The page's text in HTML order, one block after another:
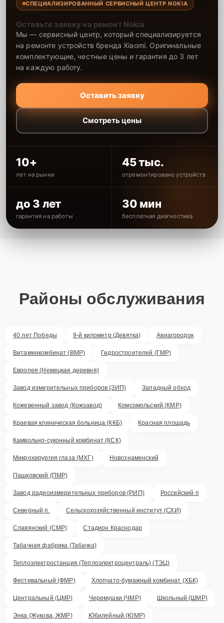
СПЕЦИАЛИЗИРОВАННЫЙ СЕРВИСНЫЙ ЦЕНТР NOKIA
Оставьте заявку на ремонт Nokia
Мы — сервисный центр, который специализируется
на ремонте устройств бренда Xiaomi. Оригинальные
комплектующие, честные цены и гарантия до 3 лет
на каждую работу.
Оставить заявку
Смотреть цены
10+
лет на рынке
45 тыс.
отремонтировано устройств
до 3 лет
гарантия на работы
30 мин
бесплатная диагностика
Районы обслуживания
40 лет Победы 9-й километр (Девятка) Авиагородок
Витаминкомбинат (ВМР) Гидростроителей (ГМР)
Европея (Немецкая деревня)
Завод измерительных приборов (ЗИП) Западный обход
Кожевенный завод (Кожзавод) Комсомольский (КМР)
Краевая клиническая больница (ККБ) Красная площадь
Камвольно-суконный комбинат (КСК)
Микрохирургия глаза (МХГ) Новознаменский
Пашковский (ПМР)
Завод радиоизмерительных приборов (РИП) Российский п
Северный п. Сельскохозяйственный институт (СХИ)
Славянский (СМР) Стадион Краснодар
Табачная фабрика (Табачка)
Теплоэлектростанция (Теплоэлектроцентраль) (ТЭЦ)
Фестивальный (ФМР) Хлопчато-бумажный комбинат (ХБК)
Центральный (ЦМР) Черемушки (ЧМР) Школьный (ШМР)
Энка (Жукова, ЖМР) Юбилейный (ЮМР)